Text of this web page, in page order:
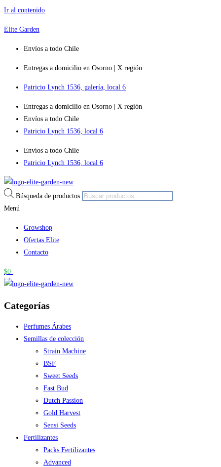
Ir al contenido
Elite Garden
Envíos a todo Chile
Entregas a domicilio en Osorno | X región
Patricio Lynch 1536, galería, local 6
Entregas a domicilio en Osorno | X región
Envíos a todo Chile
Patricio Lynch 1536, local 6
Envíos a todo Chile
Patricio Lynch 1536, local 6
Búsqueda de productos
Menú
Growshop
Ofertas Elite
Contacto
$0
Categorías
Perfumes Árabes
Semillas de colección
Strain Machine
BSF
Sweet Seeds
Fast Bud
Dutch Passion
Gold Harvest
Sensi Seeds
Fertilizantes
Packs Fertilizantes
Advanced